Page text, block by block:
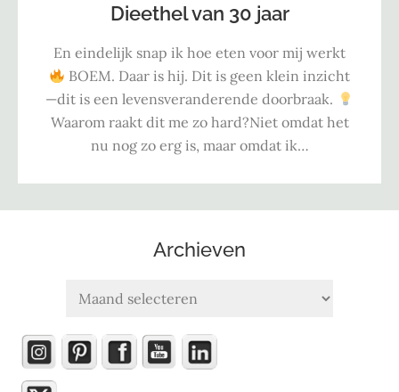
Dieethel van 30 jaar
En eindelijk snap ik hoe eten voor mij werkt
BOEM. Daar is hij. Dit is geen klein inzicht
—dit is een levensveranderende doorbraak.
Waarom raakt dit me zo hard?Niet omdat het
nu nog zo erg is, maar omdat ik…
Archieven
Archieven